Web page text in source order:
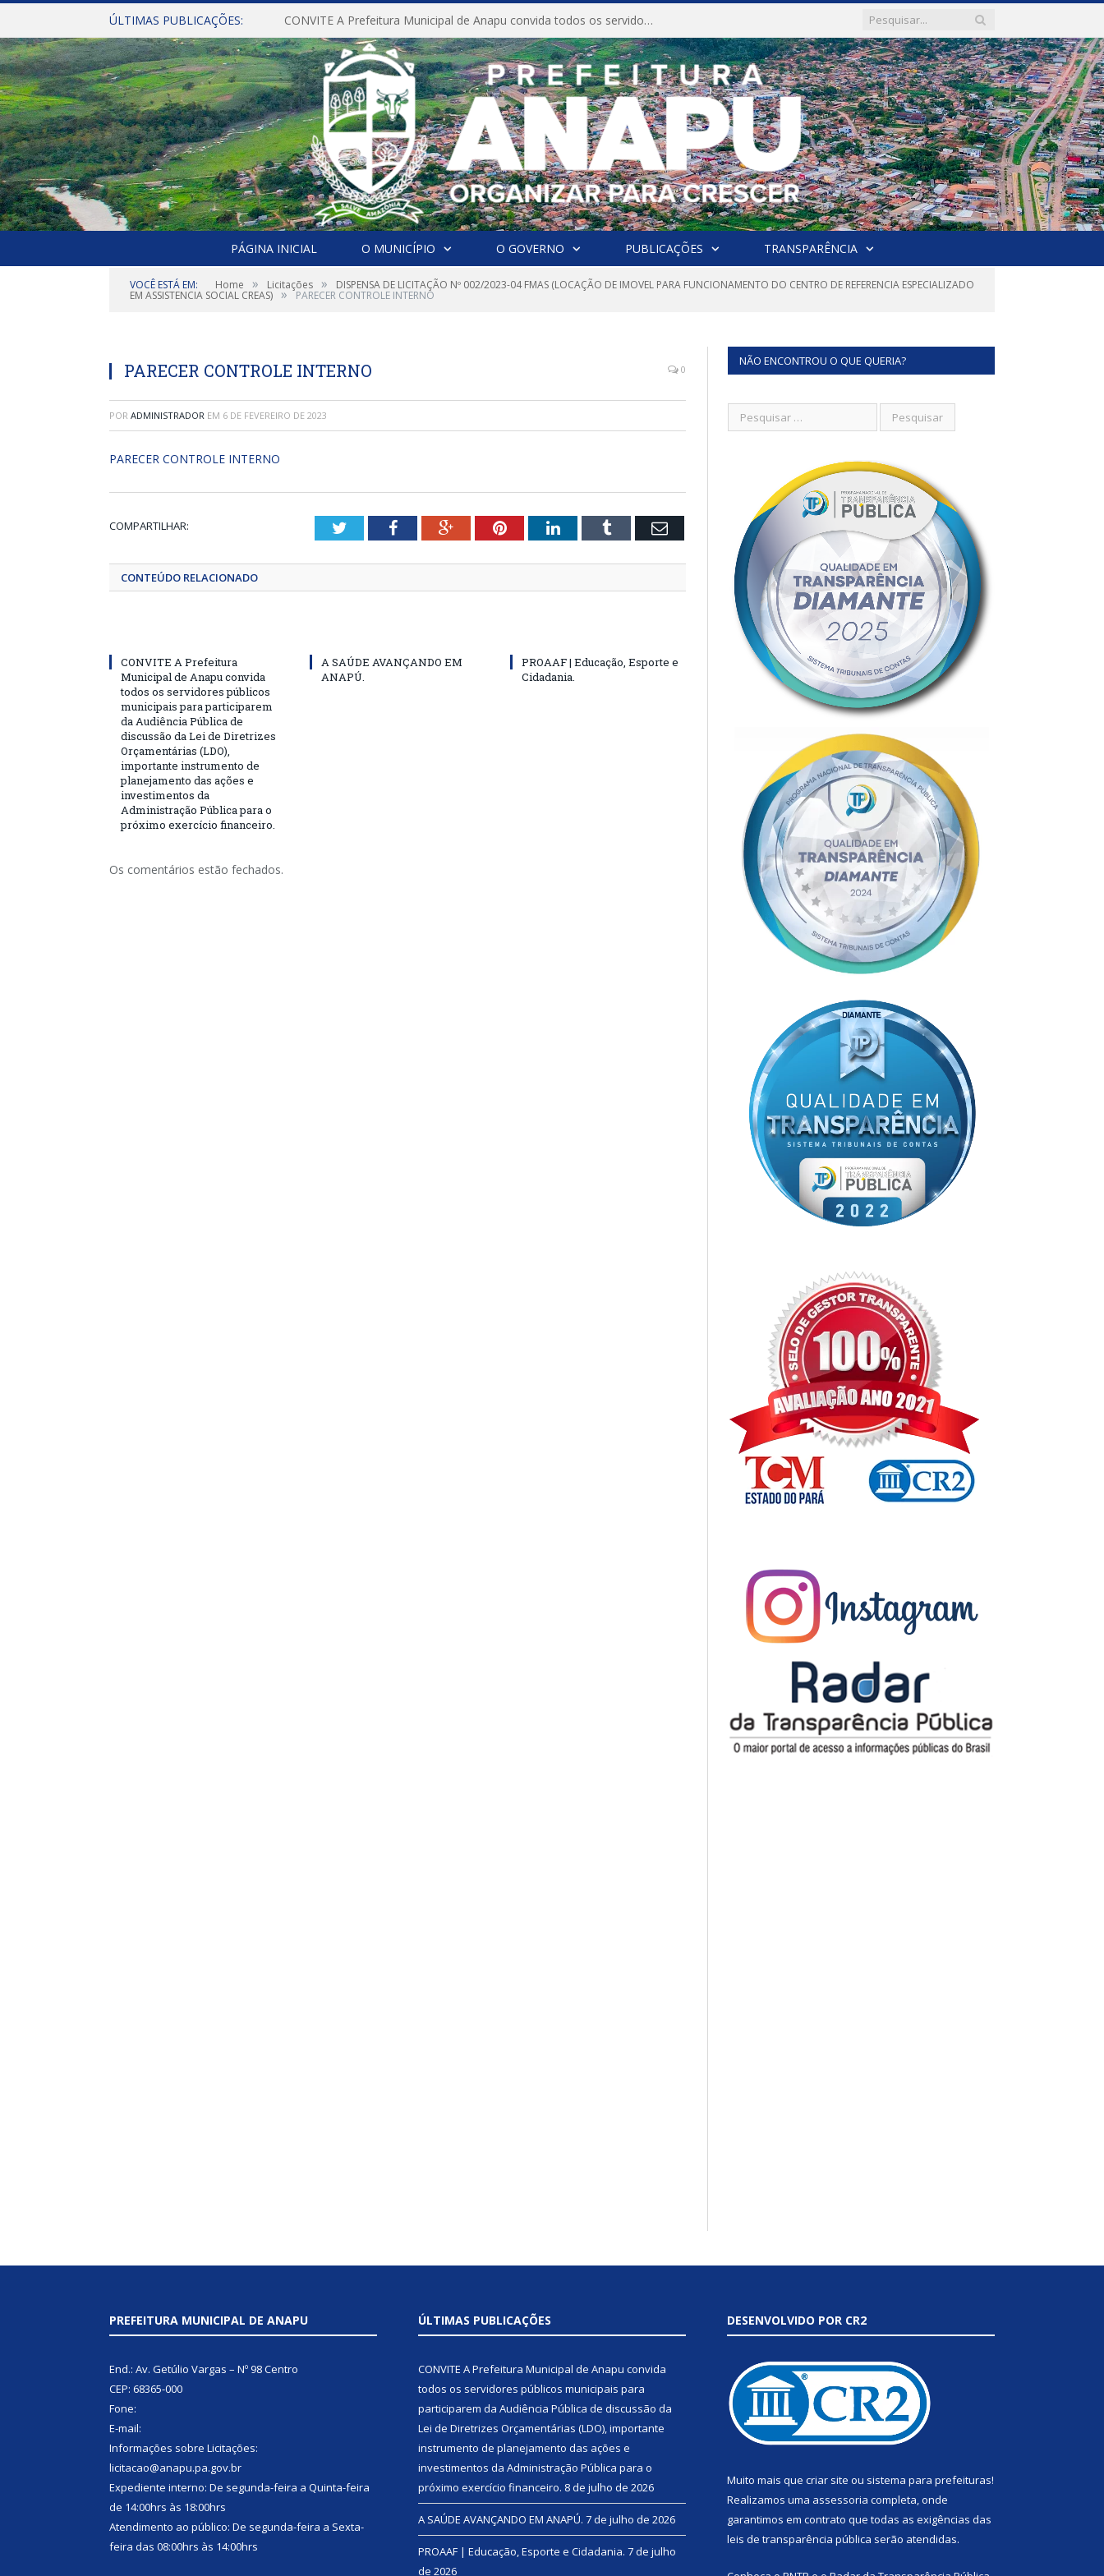
ÚLTIMAS PUBLICAÇÕES: CONVITE A Prefeitura Municipal de Anapu convida todos os servidores públicos municipais para participarem da Audiência Pública de discussão da Lei de Diretrizes Orçamentárias (LDO), importante instrumento de planejamento das ações e investimentos da Administração Pública para o próximo exercício financeiro.
PÁGINA INICIAL O MUNICÍPIO O GOVERNO PUBLICAÇÕES TRANSPARÊNCIA
VOCÊ ESTÁ EM: Home » Licitações » DISPENSA DE LICITAÇÃO Nº 002/2023-04 FMAS (LOCAÇÃO DE IMOVEL PARA FUNCIONAMENTO DO CENTRO DE REFERENCIA ESPECIALIZADO
EM ASSISTENCIA SOCIAL CREAS) » PARECER CONTROLE INTERNO
PARECER CONTROLE INTERNO 0
POR ADMINISTRADOR EM 6 DE FEVEREIRO DE 2023
PARECER CONTROLE INTERNO
COMPARTILHAR: TwitterFacebookGoogle+PinterestLinkedInTumblr Email
CONTEÚDO RELACIONADO
CONVITE A Prefeitura
Municipal de Anapu convida
todos os servidores públicos
municipais para participarem
da Audiência Pública de
discussão da Lei de Diretrizes
Orçamentárias (LDO),
importante instrumento de
planejamento das ações e
investimentos da
Administração Pública para o
próximo exercício financeiro.
A SAÚDE AVANÇANDO EM
ANAPÚ.
PROAAF | Educação, Esporte e
Cidadania.
Os comentários estão fechados.
NÃO ENCONTROU O QUE QUERIA?
PREFEITURA MUNICIPAL DE ANAPU
End.: Av. Getúlio Vargas – Nº 98 Centro
CEP: 68365-000
Fone:
E-mail:
Informações sobre Licitações:
licitacao@anapu.pa.gov.br
Expediente interno: De segunda-feira a Quinta-feira
de 14:00hrs às 18:00hrs
Atendimento ao público: De segunda-feira a Sexta-
feira das 08:00hrs às 14:00hrs
ÚLTIMAS PUBLICAÇÕES
CONVITE A Prefeitura Municipal de Anapu convida
todos os servidores públicos municipais para
participarem da Audiência Pública de discussão da
Lei de Diretrizes Orçamentárias (LDO), importante
instrumento de planejamento das ações e
investimentos da Administração Pública para o
próximo exercício financeiro. 8 de julho de 2026
A SAÚDE AVANÇANDO EM ANAPÚ. 7 de julho de 2026
PROAAF | Educação, Esporte e Cidadania. 7 de julho
de 2026
DESENVOLVIDO POR CR2
Muito mais que criar site ou sistema para prefeituras!
Realizamos uma assessoria completa, onde
garantimos em contrato que todas as exigências das
leis de transparência pública serão atendidas.